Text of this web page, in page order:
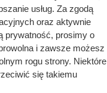
one równe i
i
usług. Za zgodą
oraz aktywnie
prywatność, prosimy o
i zawsze możesz
rogu strony. Niektóre
się takiemu